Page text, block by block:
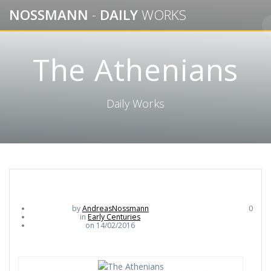
to
content
NOSSMANN - DAILYWORKS
The Athenians
Daily Works
byAndreasNossmann
inEarly Centuries
on 14/02/2016
0